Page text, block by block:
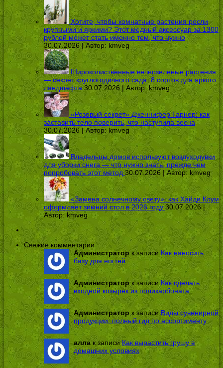
Хотите, чтобы комнатные растения росли
крупными и яркими? Этот медный аксессуар за 1300
рублей может стать именно тем, что нужно
30.07.2026 | Автор: kmveg
Широколиственные вечнозеленые растения
— секрет круглогодичного сада: 8 сортов для яркого
ландшафта 30.07.2026 | Автор:kmveg
«Розовый секрет» Дженнифер Гарнер: как
заставить тело поверить, что наступила весна
30.07.2026 | Автор: kmveg
Владельцы домов используют воздуходувки
для уборки снега — что нужно знать, прежде чем
попробовать этот метод 30.07.2026 | Автор: kmveg
«Замена солнечному свету»: как Хайди Клум
оформляет зимний стол в 2026 году 30.07.2026 |
Автор:kmveg
Свежие комментарии
Администратор к записиКак наносить
базу для ногтей
Администраторк записи Как сделать
входной козырек из поликарбоната
Администраторк записиВиды сувенирной
продукции: полный гид по ассортименту
аллак записиКак вырастить грушу в
домашних условиях